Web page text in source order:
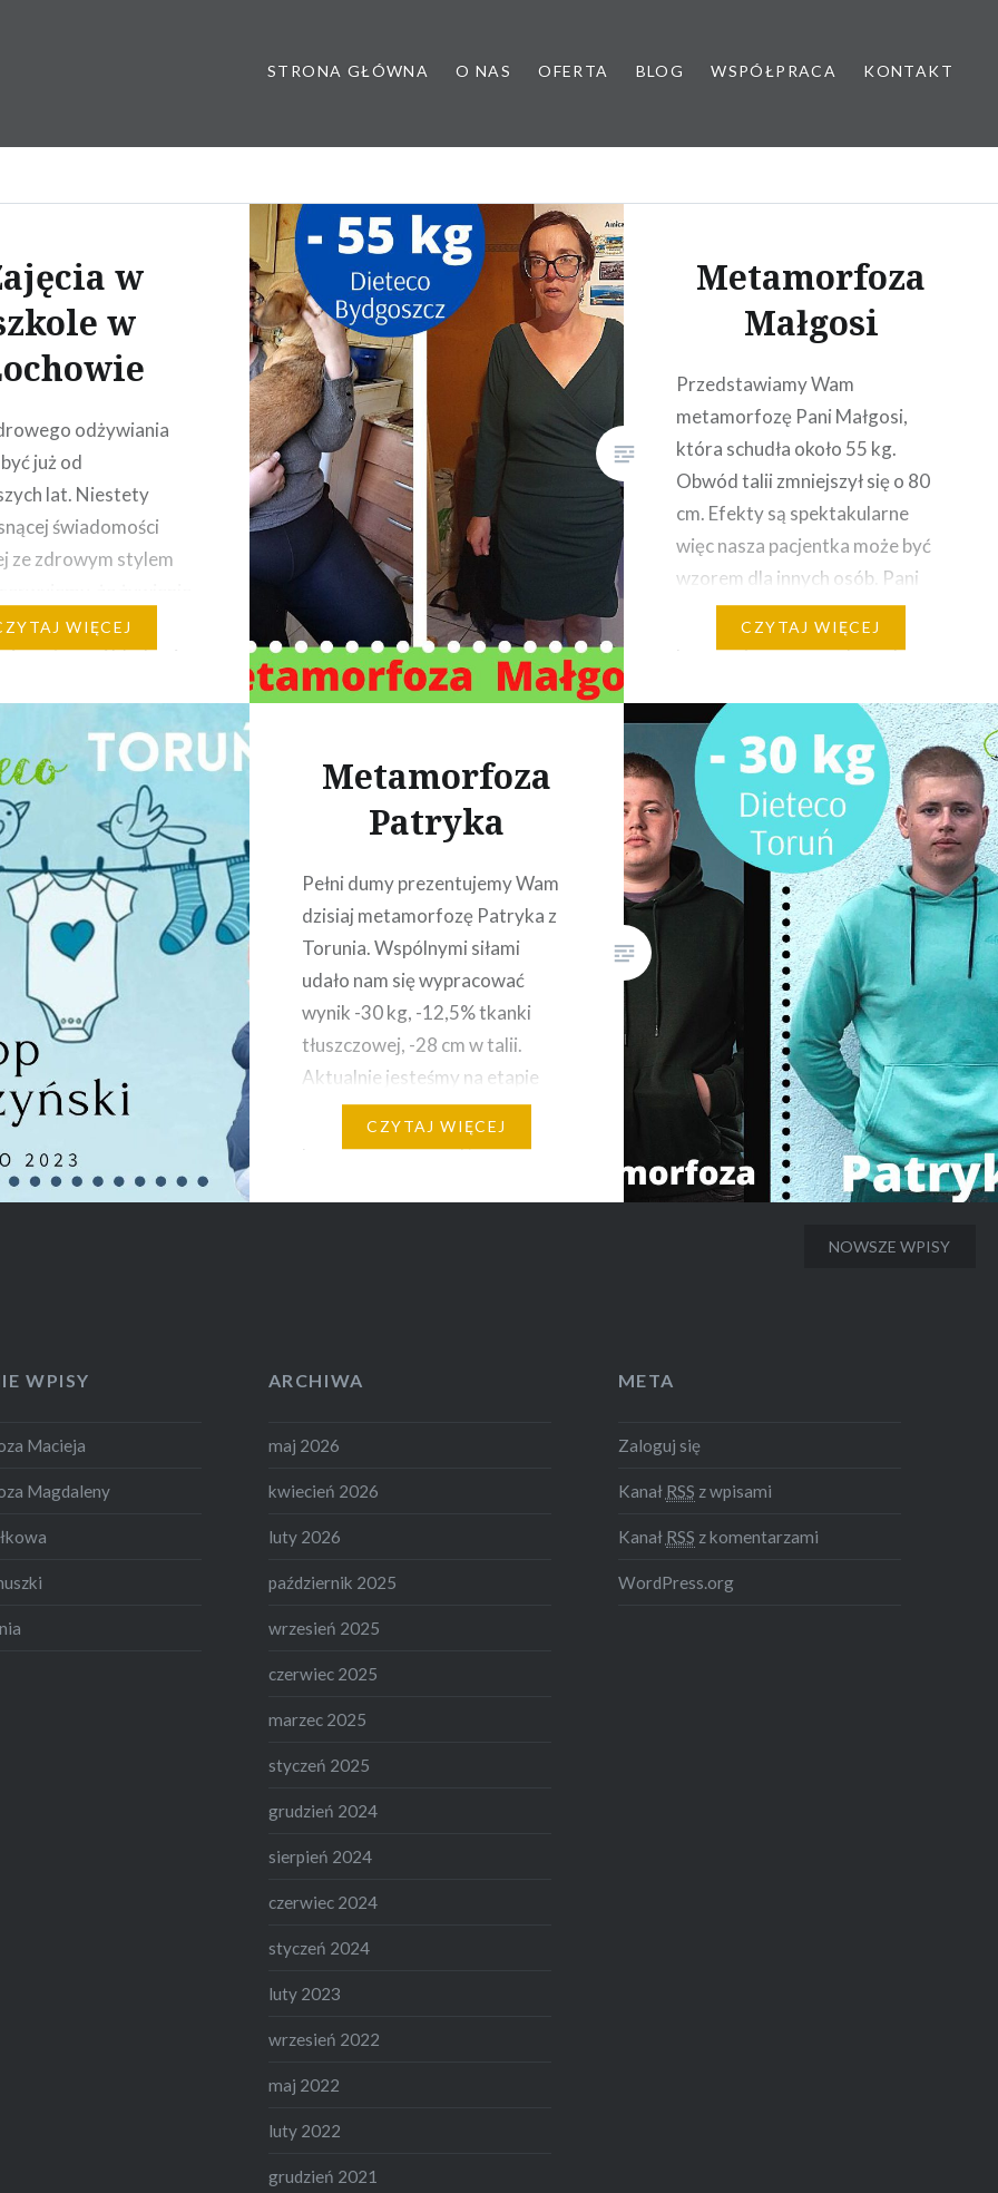
dietetyczna, dietetyk dziecięcy
STRONA GŁÓWNA O NAS OFERTA BLOG WSPÓŁPRACA KONTAKT
w
w
odżywiania
już od
lat. Niestety
świadomości
ze zdrowym stylem
odbiega od
błędami w
słodkich napojów.
szkole w Łochowie
zajęcia ze zdrowego
Wspólnie z
z…
WIĘCEJ
Metamorfoza
Małgosi
Przedstawiamy Wam
metamorfozę Pani Małgosi,
która schudła około 55 kg.
Obwód talii zmniejszył się o 80
cm. Efekty są spektakularne
więc nasza pacjentka może być
wzorem dla innych osób. Pani
Małgosia zgłosiła się do nas
przed wykonaniem operacji
opieką dietetyczną. Dzięki
opracowanym jadłospisom i
regularnym konsultacjom
nauczyła się jeść zdrowe i
zbilansowane…
CZYTAJ WIĘCEJ
Metamorfoza
Patryka
Pełni dumy prezentujemy Wam
dzisiaj metamorfozę Patryka z
Torunia. Wspólnymi siłami
udało nam się wypracować
wynik -30 kg, -12,5% tkanki
tłuszczowej, -28 cm w talii.
Aktualnie jesteśmy na etapie
stabilizacji. A oto jak
podsumował kurację
Patryk: ” Kuracja żywieniowa z
CZYTAJ WIĘCEJ
NOWSZE WPISY
WPISY
Macieja
Magdaleny
ARCHIWA
maj 2026
kwiecień 2026
luty 2026
październik 2025
wrzesień 2025
czerwiec 2025
marzec 2025
styczeń 2025
grudzień 2024
sierpień 2024
czerwiec 2024
styczeń 2024
luty 2023
wrzesień 2022
maj 2022
luty 2022
grudzień 2021
META
Zaloguj się
Kanał RSS z wpisami
Kanał RSS z komentarzami
WordPress.org